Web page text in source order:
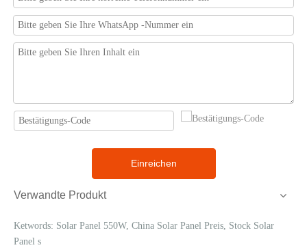
Einreichen
Verwandte Produkt
Ketwords: Solar Panel 550W, China Solar Panel Preis, Stock Solar
Panel s